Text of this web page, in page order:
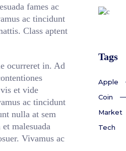
fames ac
ac tincidunt
Class aptent
ocurreret in. Ad
et vide
ac tincidunt
nulla at sem
malesuada
Vivamus ac
Tags
Apple
Coin
Market
Tech